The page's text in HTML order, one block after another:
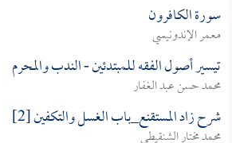
سورة الكافرون
معمر الإندونيسي
تيسير أصول الفقه للمبتدئين - الندب والمحرم
محمد حسن عبد الغفار
شرح زاد المستقنع_باب الغسل والتكفين [2]
محمد مختار الشنقيطي